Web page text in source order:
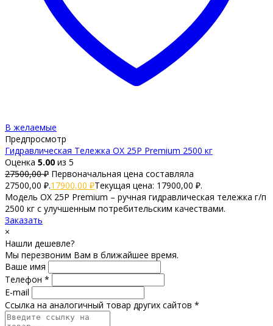
В желаемые
Предпросмотр
Гидравлическая Тележка OX 25P Premium 2500 кг
Оценка 5.00 из 5
27500,00₽ Первоначальная цена составляла
27500,00 ₽.17900,00 ₽Текущая цена: 17900,00 ₽.
Модель OX 25P Premium – ручная гидравлическая тележка г/п
2500 кг с улучшенным потребительским качествами.
Заказать
×
Нашли дешевле?
Мы перезвоним Вам в ближайшее время.
Ваше имя
Телефон *
E-mail
Ссылка на аналогичный товар других сайтов *